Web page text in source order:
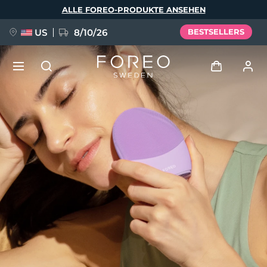
ALLE FOREO-PRODUKTE ANSEHEN
US 8/10/26 BESTSELLERS
Benutzerkonto
Meine Geräte
Meine Bestellungen
Meine Adressen
Meine Abonnements
NEU
FAQ™ Pure Beauty-Tech Elixir
BREAKING NEWS
issa™ Teeth Whitening Set
Sprache
English Deutsch
Español
Français
Italiano
Português
Svenska
Русский
Türkçe
简体中文 繁體中文